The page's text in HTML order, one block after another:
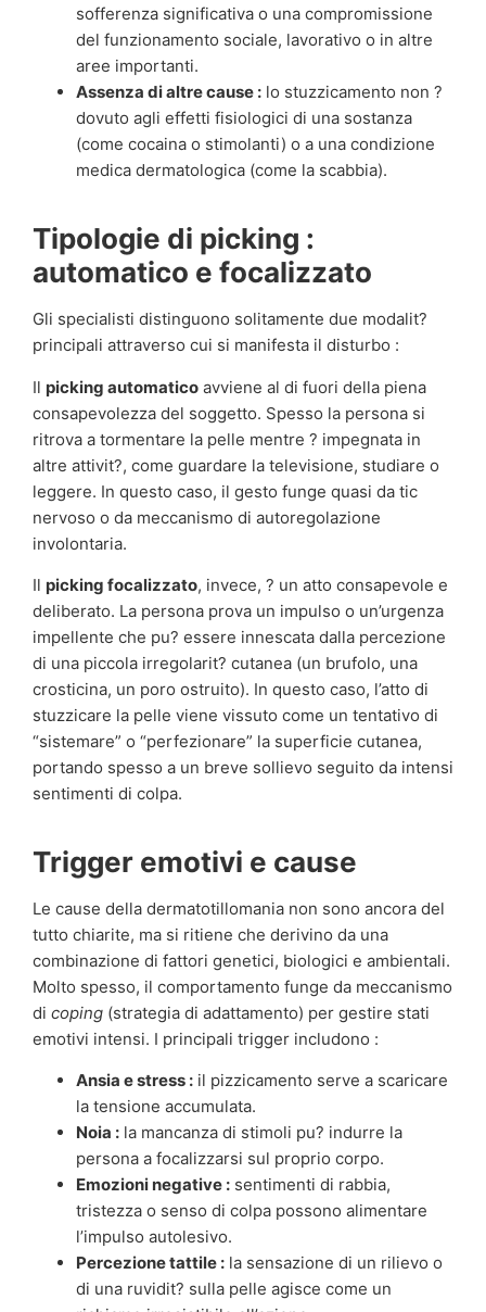
sofferenza significativa o una compromissione
del funzionamento sociale, lavorativo o in altre
aree importanti.
Assenza di altre cause : lo stuzzicamento non ?
dovuto agli effetti fisiologici di una sostanza
(come cocaina o stimolanti) o a una condizione
medica dermatologica (come la scabbia).
Tipologie di picking :
automatico e focalizzato
Gli specialisti distinguono solitamente due modalit?
principali attraverso cui si manifesta il disturbo :
Il picking automatico avviene al di fuori della piena
consapevolezza del soggetto. Spesso la persona si
ritrova a tormentare la pelle mentre ? impegnata in
altre attivit?, come guardare la televisione, studiare o
leggere. In questo caso, il gesto funge quasi da tic
nervoso o da meccanismo di autoregolazione
involontaria.
Il picking focalizzato, invece, ? un atto consapevole e
deliberato. La persona prova un impulso o un’urgenza
impellente che pu? essere innescata dalla percezione
di una piccola irregolarit? cutanea (un brufolo, una
crosticina, un poro ostruito). In questo caso, l’atto di
stuzzicare la pelle viene vissuto come un tentativo di
“sistemare” o “perfezionare” la superficie cutanea,
portando spesso a un breve sollievo seguito da intensi
sentimenti di colpa.
Trigger emotivi e cause
Le cause della dermatotillomania non sono ancora del
tutto chiarite, ma si ritiene che derivino da una
combinazione di fattori genetici, biologici e ambientali.
Molto spesso, il comportamento funge da meccanismo
di coping (strategia di adattamento) per gestire stati
emotivi intensi. I principali trigger includono :
Ansia e stress : il pizzicamento serve a scaricare
la tensione accumulata.
Noia : la mancanza di stimoli pu? indurre la
persona a focalizzarsi sul proprio corpo.
Emozioni negative : sentimenti di rabbia,
tristezza o senso di colpa possono alimentare
l’impulso autolesivo.
Percezione tattile : la sensazione di un rilievo o
di una ruvidit? sulla pelle agisce come un